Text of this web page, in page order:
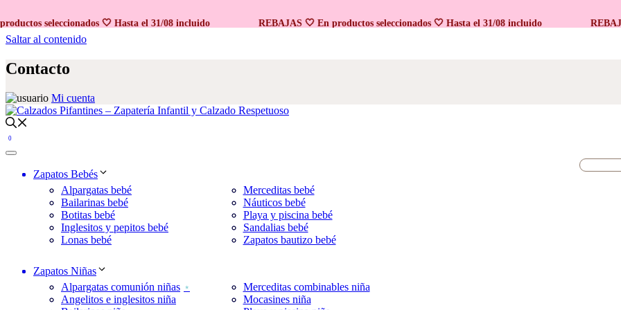
seleccionados 🤍 Hasta el 31/08 incluido REBAJAS 🤍 En productos seleccionados 🤍 Hasta el 31/08 incluido
Saltar al contenido
Contacto
Mi cuenta
0
Zapatos Bebés
Alpargatas bebé
Bailarinas bebé
Botitas bebé
Inglesitos y pepitos bebé
Lonas bebé
Merceditas bebé
Náuticos bebé
Playa y piscina bebé
Sandalias bebé
Zapatos bautizo bebé
Zapatos Niñas
Alpargatas comunión niñas
Angelitos e inglesitos niña
Merceditas combinables niña
Mocasines niña